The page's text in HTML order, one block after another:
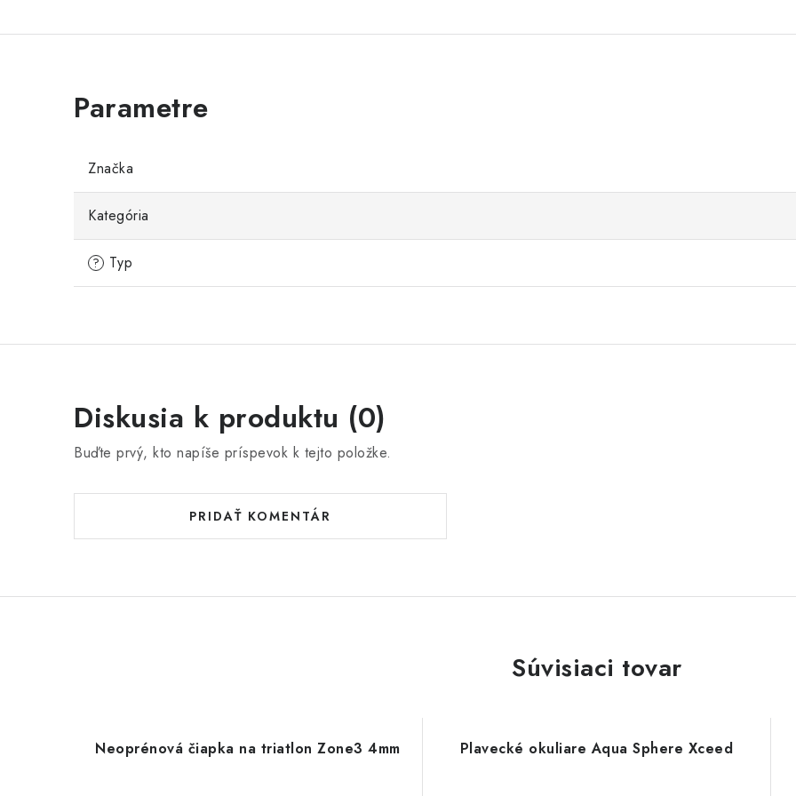
Značka
Kategória
? Typ
Diskusia k produktu (0)
Buďte prvý, kto napíše príspevok k tejto položke.
PRIDAŤ KOMENTÁR
Súvisiaci tovar
Neoprénová čiapka na triatlon Zone3 4mm Plavecké okuliare Aqua Sphere Xceed